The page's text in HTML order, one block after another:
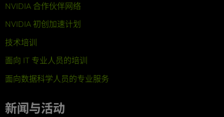
NVIDIA 合作伙伴网络
NVIDIA 初创加速计划
技术培训
面向 IT 专业人员的培训
面向数据科学人员的专业服务
新闻与活动